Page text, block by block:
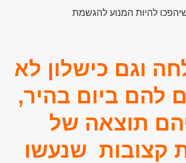
להיות המנוע להגשמת
וגם כישלון לא
להם ביום בהיר,
תוצאה של
קצובות שנעשו